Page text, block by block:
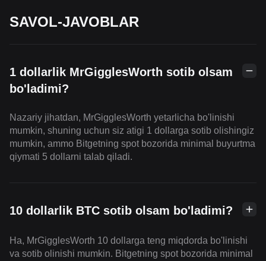
SAVOL-JAVOBLAR
1 dollarlik MrGigglesWorth sotib olsam
bo'ladimi?
Nazariy jihatdan, MrGigglesWorth yetarlicha bo'linishi
mumkin, shuning uchun siz atigi 1 dollarga sotib olishingiz
mumkin, ammo Bitgetning spot bozorida minimal buyurtma
qiymati 5 dollarni talab qiladi.
10 dollarlik BTC sotib olsam bo'ladimi?
Ha, MrGigglesWorth 10 dollarga teng miqdorda bo'linishi
va sotib olinishi mumkin. Bitgetning spot bozorida minimal